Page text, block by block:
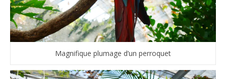
Magnifique plumage d’un perroquet